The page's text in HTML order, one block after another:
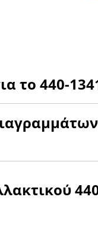
το 440-